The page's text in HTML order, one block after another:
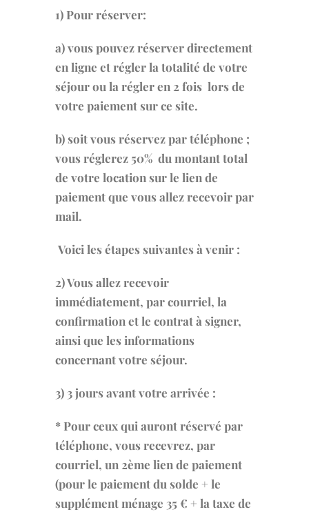
1) Pour réserver:
a) vous pouvez réserver directement
en ligne et régler la totalité de votre
séjour ou la régler en 2 fois lors de
votre paiement sur ce site.
b) soit vous réservez par téléphone ;
vous réglerez 50% du montant total
de votre location sur le lien de
paiement que vous allez recevoir par
mail.
Voici les étapes suivantes à venir :
2) Vous allez recevoir
immédiatement, par courriel, la
confirmation et le contrat à signer,
ainsi que les informations
concernant votre séjour.
3) 3 jours avant votre arrivée :
* Pour ceux qui auront réservé par
téléphone, vous recevrez, par
courriel, un 2ème lien de paiement
(pour le paiement du solde + le
supplément ménage 35 € + la taxe de